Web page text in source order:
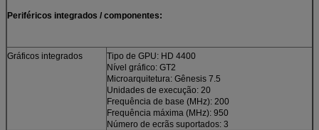
Periféricos integrados / componentes:
Gráficos integrados
Tipo de GPU: HD 4400
Nível gráfico: GT2
Microarquitetura: Gênesis 7.5
Unidades de execução: 20
Frequência de base (MHz): 200
Frequência máxima (MHz): 950
Número de ecrãs suportados: 3